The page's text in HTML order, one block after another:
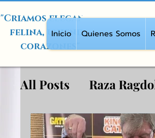
"Criamos elegancia
felina, uniendo
corazones"
Inicio Quienes Somos
All Posts Raza